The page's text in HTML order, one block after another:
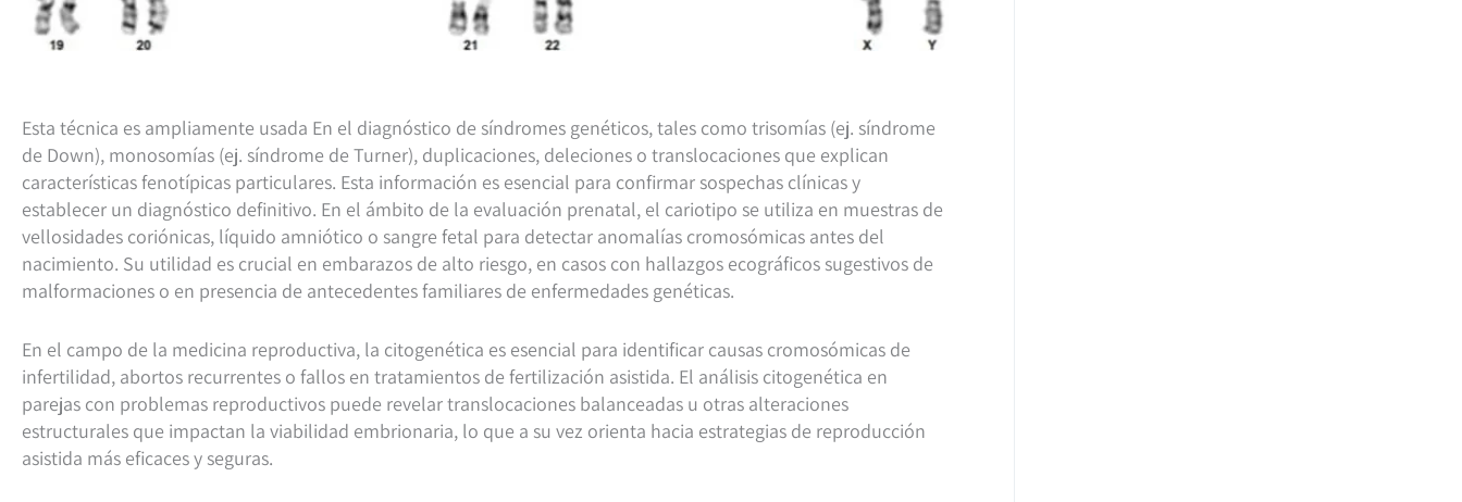
Esta técnica es ampliamente usada En el diagnóstico de síndromes genéticos, tales como trisomías (ej. síndrome
de Down), monosomías (ej. síndrome de Turner), duplicaciones, deleciones o translocaciones que explican
características fenotípicas particulares. Esta información es esencial para confirmar sospechas clínicas y
establecer un diagnóstico definitivo. En el ámbito de la evaluación prenatal, el cariotipo se utiliza en muestras de
vellosidades coriónicas, líquido amniótico o sangre fetal para detectar anomalías cromosómicas antes del
nacimiento. Su utilidad es crucial en embarazos de alto riesgo, en casos con hallazgos ecográficos sugestivos de
malformaciones o en presencia de antecedentes familiares de enfermedades genéticas.
En el campo de la medicina reproductiva, la citogenética es esencial para identificar causas cromosómicas de
infertilidad, abortos recurrentes o fallos en tratamientos de fertilización asistida. El análisis citogenética en
parejas con problemas reproductivos puede revelar translocaciones balanceadas u otras alteraciones
estructurales que impactan la viabilidad embrionaria, lo que a su vez orienta hacia estrategias de reproducción
asistida más eficaces y seguras.